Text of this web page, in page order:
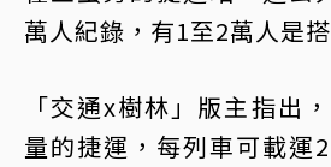
萬人紀錄，有1至2萬人是
「交通x樹林」版主指出
量的捷運，每列車可載運